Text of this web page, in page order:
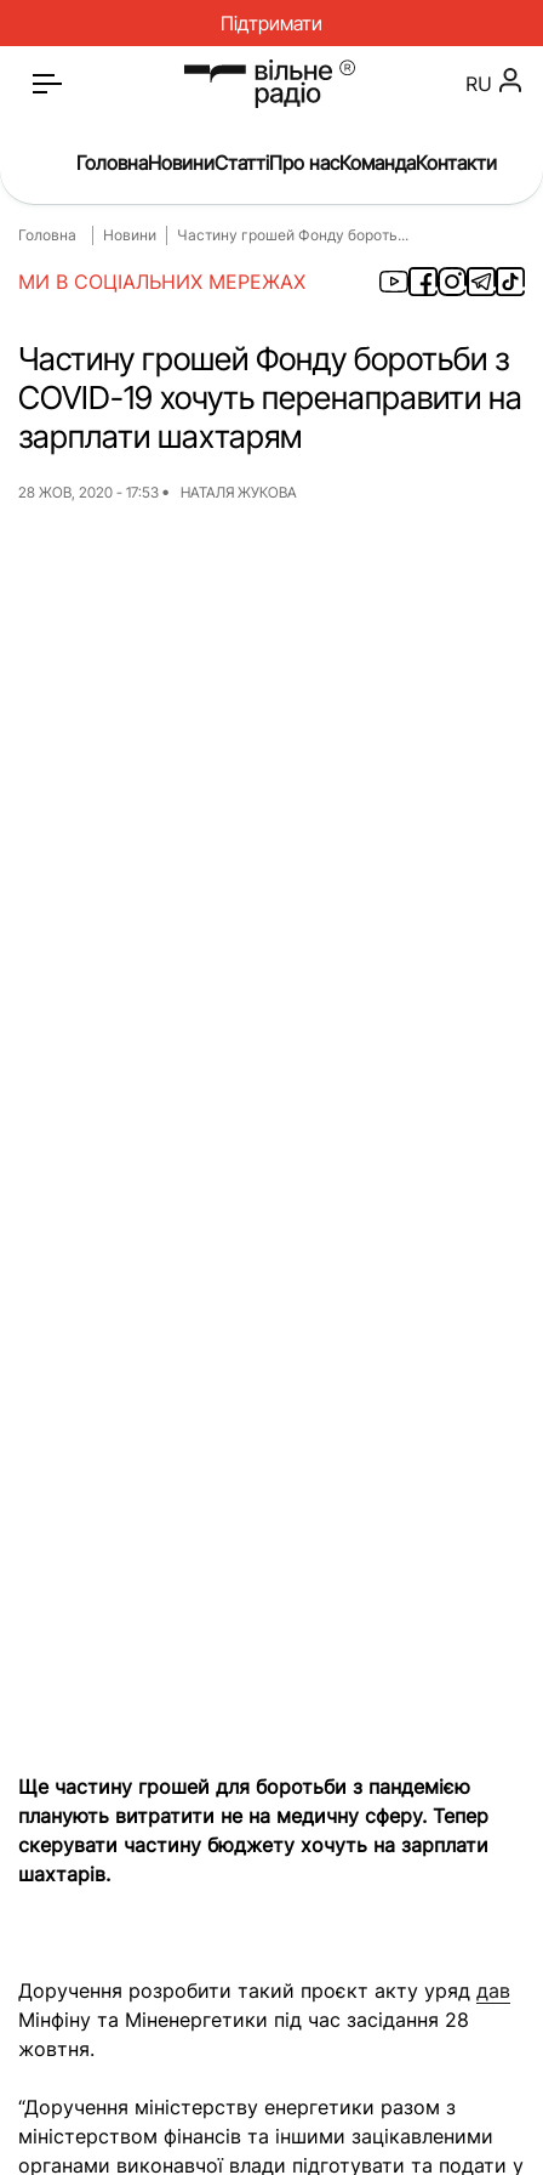
Підтримати
Головна
Новини
Окупація
Про нас
Війна
Гроші
Освіта
Інструкції
Медицина
ЖКГ
Історія
RU
ГоловнаНовиниСтаттіПро насКомандаКонтакти
Головна Новини Частину грошей Фонду бороть...
МИ В СОЦІАЛЬНИХ МЕРЕЖАХ
Частину грошей Фонду боротьби з
COVID-19 хочуть перенаправити на
зарплати шахтарям
28 ЖОВ, 2020 - 17:53 НАТАЛЯ ЖУКОВА
Ще частину грошей для боротьби з пандемією
планують витратити не на медичну сферу. Тепер
скерувати частину бюджету хочуть на зарплати
шахтарів.
Доручення розробити такий проєкт акту уряд дав
Мінфіну та Міненергетики під час засідання 28
жовтня.
“Доручення міністерству енергетики разом з
міністерством фінансів та іншими зацікавленими
органами виконавчої влади підготувати та подати у